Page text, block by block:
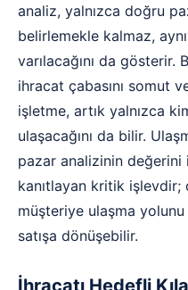
analiz, yalnızca doğru
belirlemekle kalmaz,
varılacağını da
ihracat çabasını somut
işletme, artık yalnızca
ulaşacağını da bilir.
pazar analizinin değerini
kanıtlayan kritik işlevdir;
müşteriye ulaşma
satışa dönüşebilir.
İhracatı Hedefli